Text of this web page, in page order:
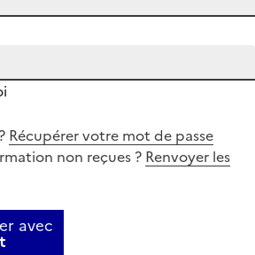
Récupérer votre mot de passe
non reçues ? Renvoyer les
avec